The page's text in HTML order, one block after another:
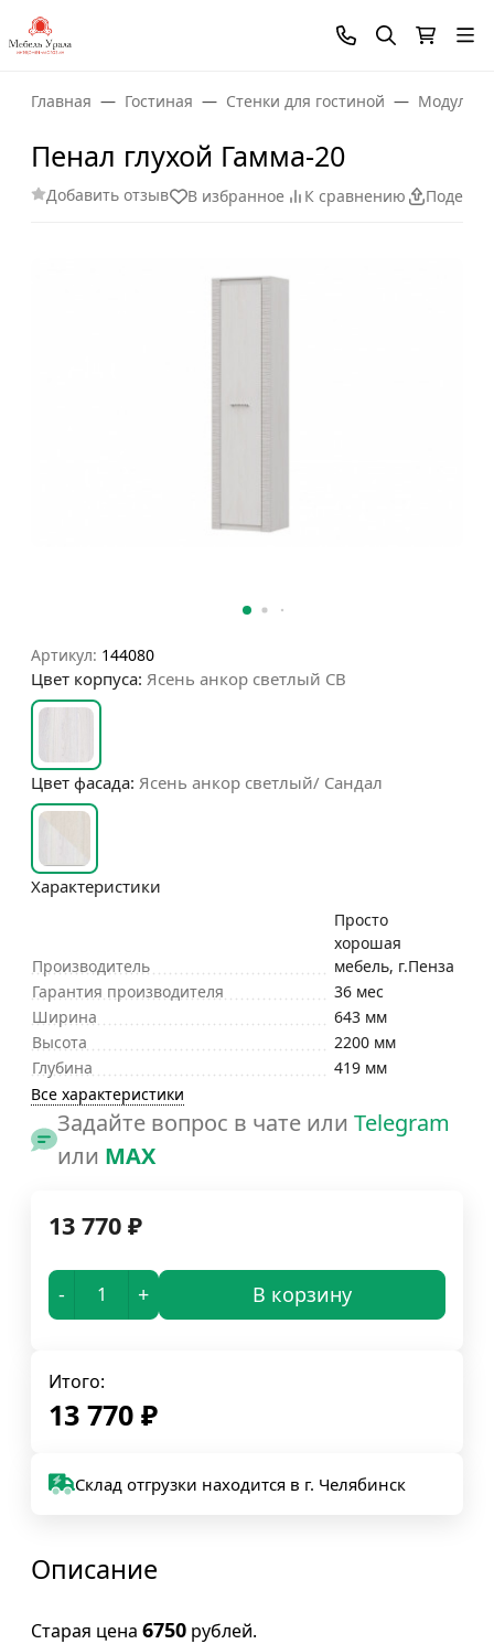
Главная Гостиная Стенки для гостиной
Пенал глухой Гамма-20
Добавить отзыв В избранное К сравнению
Артикул: 144080
Цвет корпуса: Ясень анкор светлый СВ
Цвет фасада: Ясень анкор светлый/ Сандал
Характеристики
Производитель
Просто
хорошая
мебель, г.Пенза
Гарантия производителя
36 мес
Ширина
643 мм
Высота
2200 мм
Глубина
419 мм
Все характеристики
Задайте вопрос в чате или Telegram
или MAX
13 770 ₽
- + В корзину
Итого:
13 770 ₽
Склад отгрузки находится в г. Челябинск
Описание
Старая цена 6750 рублей.